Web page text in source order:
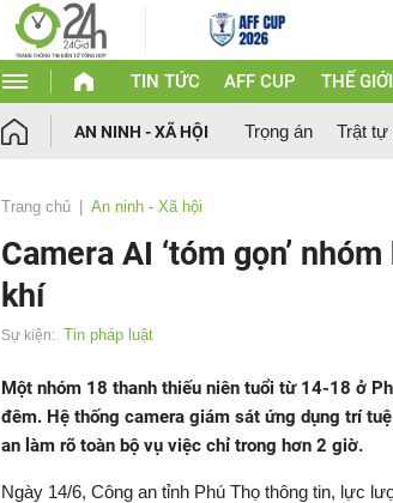
TIN TỨC AFF CUP THẾ GIỚI
AN NINH - XÃ HỘI Trọng án Trật tự
Trang chủ An ninh - Xã hội
Camera AI ‘tóm gọn’
khí
Sự kiện: Tin pháp luật
Một nhóm 18 thanh thiếu niên tuổi từ 14-18 ở
đêm. Hệ thống camera giám sát ứng dụng trí
an làm rõ toàn bộ vụ việc chỉ trong hơn 2 giờ.
Ngày 14/6, Công an tỉnh Phú Thọ thông tin, lực